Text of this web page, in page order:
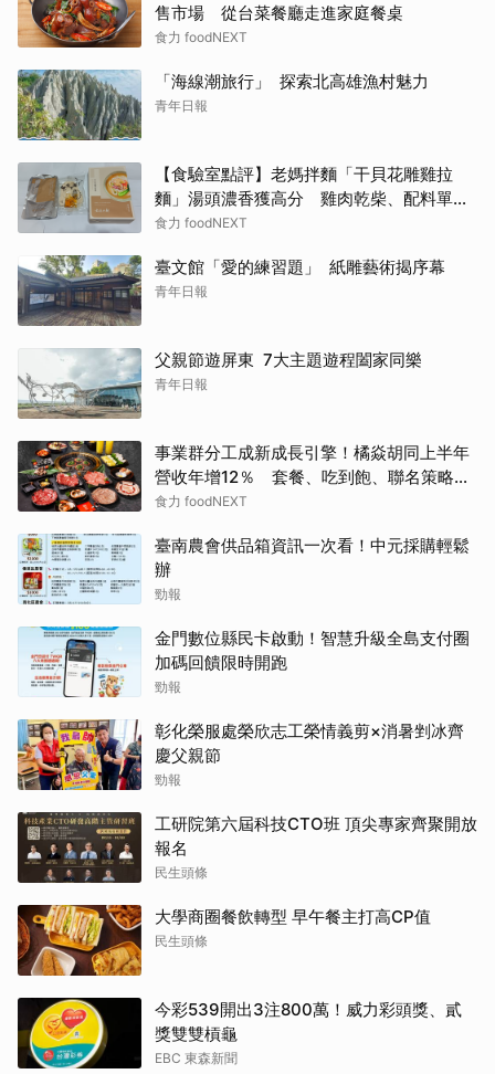
售市場 從台菜餐廳走進家庭餐桌
食力 foodNEXT
「海線潮旅行」 探索北高雄漁村魅力
青年日報
【食驗室點評】老媽拌麵「干貝花雕雞拉
麵」湯頭濃香獲高分 雞肉乾柴、配料單調
成扣分點
食力 foodNEXT
臺文館「愛的練習題」 紙雕藝術揭序幕
青年日報
父親節遊屏東 7大主題遊程闔家同樂
青年日報
事業群分工成新成長引擎！橘焱胡同上半年
營收年增12％ 套餐、吃到飽、聯名策略帶
動新客
食力 foodNEXT
臺南農會供品箱資訊一次看！中元採購輕鬆
辦
勁報
金門數位縣民卡啟動！智慧升級全島支付圈
加碼回饋限時開跑
勁報
彰化榮服處榮欣志工榮情義剪×消暑剉冰齊
慶父親節
勁報
工研院第六屆科技CTO班 頂尖專家齊聚開放
報名
民生頭條
大學商圈餐飲轉型 早午餐主打高CP值
民生頭條
今彩539開出3注800萬！威力彩頭獎、貳
獎雙雙槓龜
EBC 東森新聞